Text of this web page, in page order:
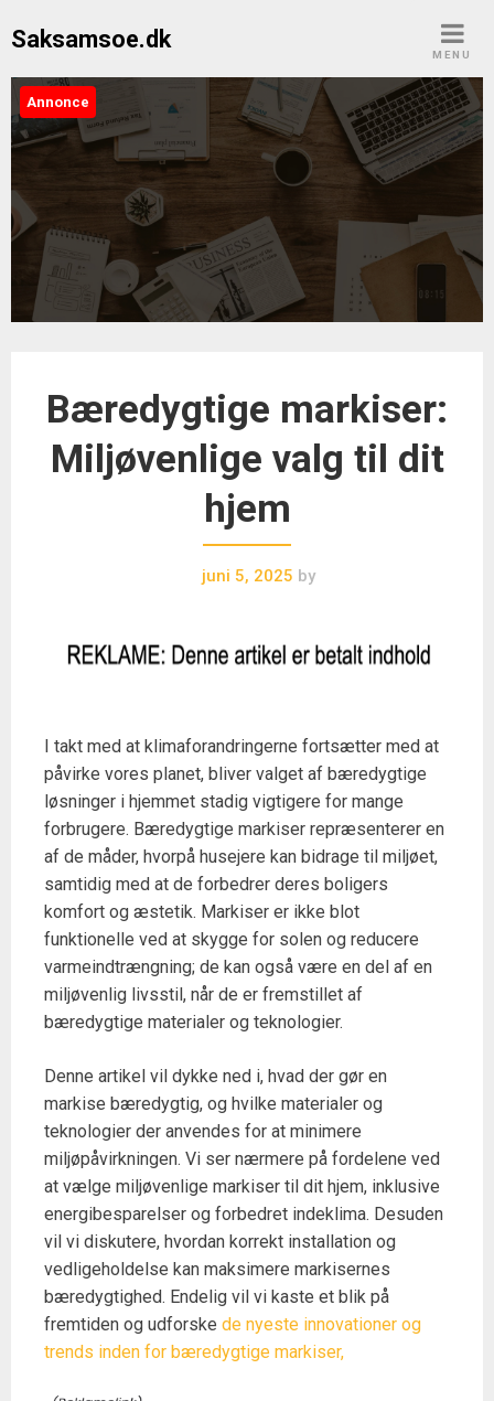
toSaksamsoe.dk
MENU
Saksamsoe.dk
Annonce
Bæredygtige markiser:
Miljøvenlige valg til dit
hjem
juni 5, 2025 by
I takt med at klimaforandringerne fortsætter med at
påvirke vores planet, bliver valget af bæredygtige
løsninger i hjemmet stadig vigtigere for mange
forbrugere. Bæredygtige markiser repræsenterer en
af de måder, hvorpå husejere kan bidrage til miljøet,
samtidig med at de forbedrer deres boligers
komfort og æstetik. Markiser er ikke blot
funktionelle ved at skygge for solen og reducere
varmeindtrængning; de kan også være en del af en
miljøvenlig livsstil, når de er fremstillet af
bæredygtige materialer og teknologier.
Denne artikel vil dykke ned i, hvad der gør en
markise bæredygtig, og hvilke materialer og
teknologier der anvendes for at minimere
miljøpåvirkningen. Vi ser nærmere på fordelene ved
at vælge miljøvenlige markiser til dit hjem, inklusive
energibesparelser og forbedret indeklima. Desuden
vil vi diskutere, hvordan korrekt installation og
vedligeholdelse kan maksimere markisernes
bæredygtighed. Endelig vil vi kaste et blik på
fremtiden og udforske de nyeste innovationer og
trends inden for bæredygtige markiser,